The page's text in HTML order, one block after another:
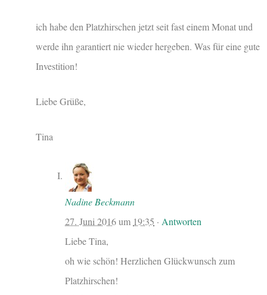
ich habe den Platzhirschen jetzt seit fast einem Monat und
werde ihn garantiert nie wieder hergeben. Was für eine gute
Investition!
Liebe Grüße,
Tina
Nadine Beckmann
27. Juni 2016um 19:35 · Antworten
Liebe Tina,
oh wie schön! Herzlichen Glückwunsch zum
Platzhirschen!